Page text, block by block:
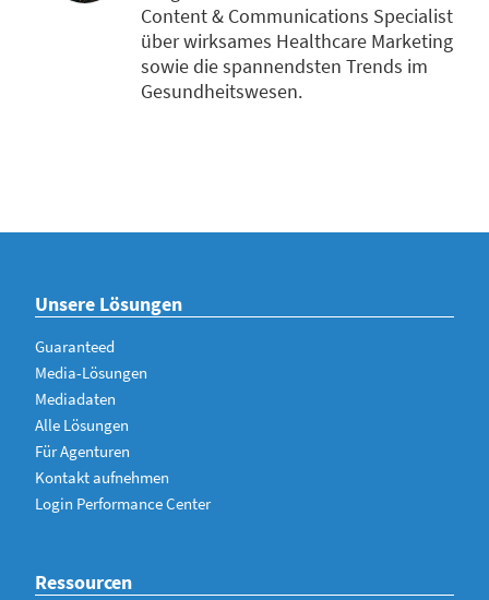
Content & Communications Specialist
über wirksames Healthcare Marketing
sowie die spannendsten Trends im
Gesundheitswesen.
Unsere Lösungen
Guaranteed
Media-Lösungen
Mediadaten
Alle Lösungen
Für Agenturen
Kontakt aufnehmen
Login Performance Center
Ressourcen